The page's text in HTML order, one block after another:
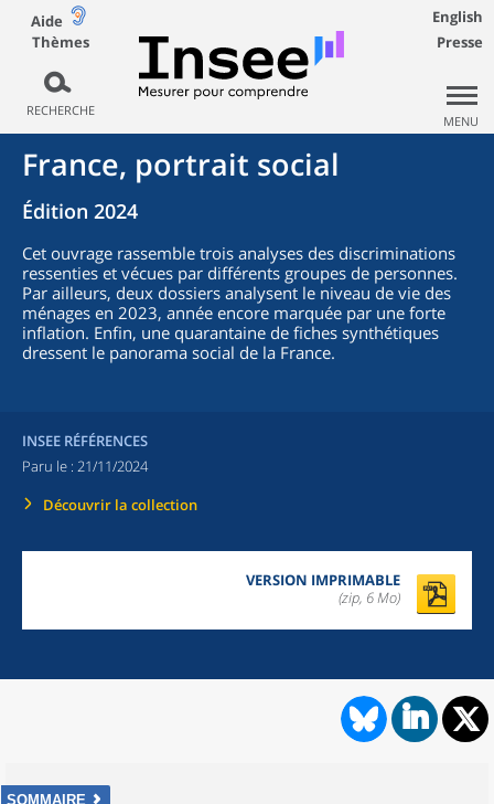
Aide
Thèmes
RECHERCHE
English
Presse
MENU
France, portrait social
Édition 2024
Cet ouvrage rassemble trois analyses des discriminations
ressenties et vécues par différents groupes de personnes.
Par ailleurs, deux dossiers analysent le niveau de vie des
ménages en 2023, année encore marquée par une forte
inflation. Enfin, une quarantaine de fiches synthétiques
dressent le panorama social de la France.
INSEE RÉFÉRENCES
Paru le : 21/11/2024
Découvrir la collection
VERSION IMPRIMABLE
(zip, 6 Mo)
SOMMAIRE